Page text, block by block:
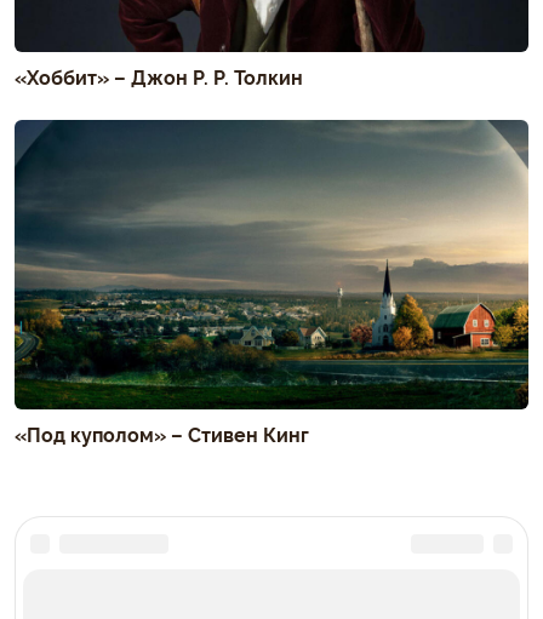
«Хоббит» – Джон Р. Р. Толкин
«Под куполом» – Стивен Кинг